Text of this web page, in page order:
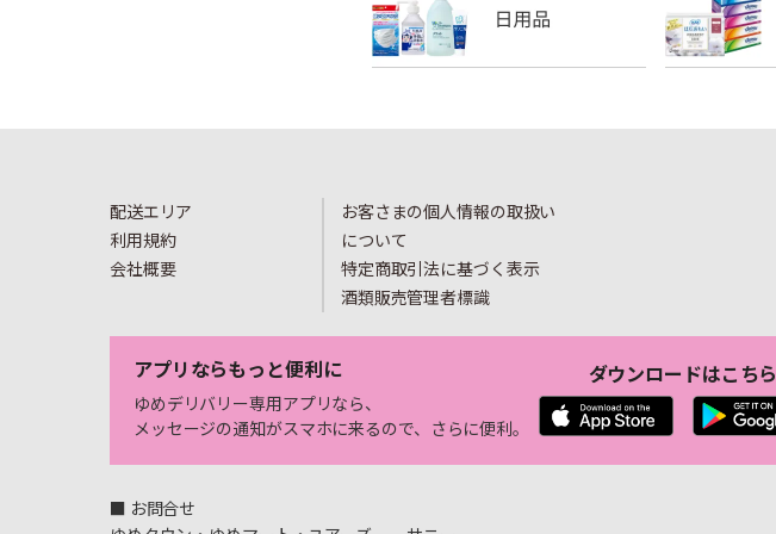
配送エリア
利用規約
会社概要
お客さまの個人情報の取扱い
について
特定商取引法に基づく表示
酒類販売管理者標識
アプリならもっと便利に
ゆめデリバリー専用アプリなら、
メッセージの通知がスマホに来るので、さらに便利。
ダウンロードはこちら
■ お問合せ